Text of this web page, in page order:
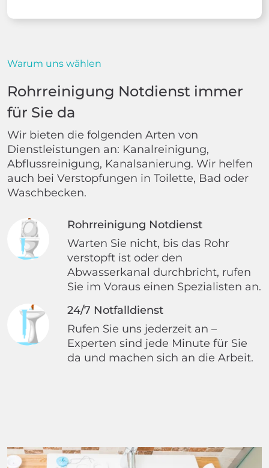
Warum uns wählen
Rohrreinigung Notdienst immer
für Sie da
Wir bieten die folgenden Arten von
Dienstleistungen an: Kanalreinigung,
Abflussreinigung, Kanalsanierung. Wir helfen
auch bei Verstopfungen in Toilette, Bad oder
Waschbecken.
Rohrreinigung Notdienst
Warten Sie nicht, bis das Rohr
verstopft ist oder den
Abwasserkanal durchbricht, rufen
Sie im Voraus einen Spezialisten an.
24/7 Notfalldienst
Rufen Sie uns jederzeit an –
Experten sind jede Minute für Sie
da und machen sich an die Arbeit.